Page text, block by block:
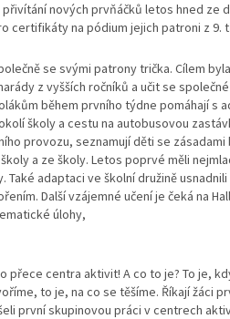
nových prvňáčků letos hned ze
certifikáty na pódium jejich patroni z 9.
se svými patrony trička. Cílem
z vyšších ročníků a učit se
během prvního týdne pomáhají s
školy a cestu na autobusovou
provozu, seznamují děti se zásadami
a ze školy. Letos poprvé měli
adaptaci ve školní družině
Další vzájemné učení je čeká na
úlohy,
přece centra aktivit! A co to je? To je,
to je, na co se těšíme. Říkají žáci
první skupinovou práci v centrech